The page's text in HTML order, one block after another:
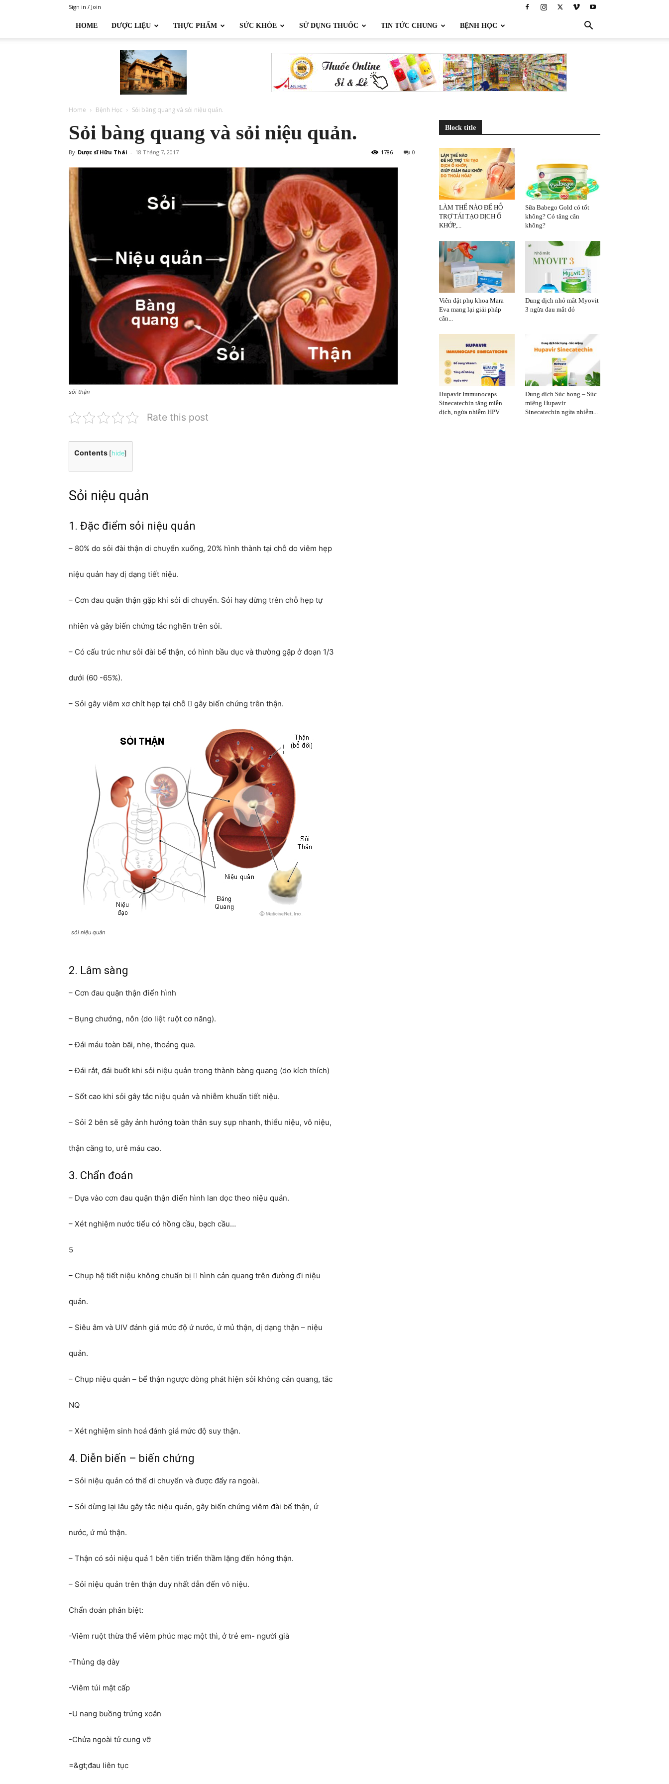
Sign in / Join
HOME DƯỢC LIỆU THỰC PHẨM SỨC KHỎE SỬ DỤNG THUỐC TIN TỨC CHUNG BỆNH HỌC
Home Bệnh Học Sỏi bàng quang và sỏi niệu quản.
Sỏi bàng quang và sỏi niệu quản.
By Dược sĩ Hữu Thái - 18 Tháng 7, 2017 0
1786
sỏi thận
Rate this post
Contents [hide]
Sỏi niệu quản
1. Đặc điểm sỏi niệu quản
– 80% do sỏi đài thận di chuyển xuống, 20% hình thành tại chỗ do viêm hẹp
niệu quản hay dị dạng tiết niệu.
– Cơn đau quặn thận gặp khi sỏi di chuyển. Sỏi hay dừng trên chỗ hẹp tự
nhiên và gây biến chứng tắc nghẽn trên sỏi.
– Có cấu trúc như sỏi đài bể thận, có hình bầu dục và thường gặp ở đoạn 1/3
dưới (60 -65%).
– Sỏi gây viêm xơ chít hẹp tại chỗ  gây biến chứng trên thận.
sỏi niệu quản
2. Lâm sàng
– Cơn đau quặn thận điển hình
– Bụng chướng, nôn (do liệt ruột cơ năng).
– Đái máu toàn bãi, nhẹ, thoáng qua.
– Đái rắt, đái buốt khi sỏi niệu quản trong thành bàng quang (do kích thích)
– Sốt cao khi sỏi gây tắc niệu quản và nhiễm khuẩn tiết niệu.
– Sỏi 2 bên sẽ gây ảnh hưởng toàn thân suy sụp nhanh, thiểu niệu, vô niệu,
thận căng to, urê máu cao.
3. Chẩn đoán
– Dựa vào cơn đau quặn thận điển hình lan dọc theo niệu quản.
– Xét nghiệm nước tiểu có hồng cầu, bạch cầu…
5
– Chụp hệ tiết niệu không chuẩn bị  hình cản quang trên đường đi niệu
quản.
– Siêu âm và UIV đánh giá mức độ ứ nước, ứ mủ thận, dị dạng thận – niệu
quản.
– Chụp niệu quản – bể thận ngược dòng phát hiện sỏi không cản quang, tắc
NQ
– Xét nghiệm sinh hoá đánh giá mức độ suy thận.
4. Diễn biến – biến chứng
– Sỏi niệu quản có thể di chuyển và được đẩy ra ngoài.
– Sỏi dừng lại lâu gây tắc niệu quản, gây biến chứng viêm đài bể thận, ứ
nước, ứ mủ thận.
– Thận có sỏi niệu quả 1 bên tiến triển thầm lặng đến hỏng thận.
– Sỏi niệu quản trên thận duy nhất dẫn đến vô niệu.
Chẩn đoán phân biệt:
-Viêm ruột thừa thể viêm phúc mạc một thì, ở trẻ em- người già
-Thủng dạ dày
-Viêm túi mật cấp
-U nang buồng trứng xoắn
-Chửa ngoài tử cung vỡ
=&gt;đau liên tục
Block title
LÀM THẾ NÀO ĐỂ HỖ
TRỢ TÁI TẠO DỊCH Ổ
KHỚP,...
Sữa Babego Gold có tốt
không? Có tăng cân
không?
Viên đặt phụ khoa Mara
Eva mang lại giải pháp
cân...
Dung dịch nhỏ mắt Myovit
3 ngừa đau mắt đỏ
Hupavir Immunocaps
Sinecatechin tăng miễn
dịch, ngừa nhiễm HPV
Dung dịch Súc họng – Súc
miệng Hupavir
Sinecatechin ngừa nhiễm...